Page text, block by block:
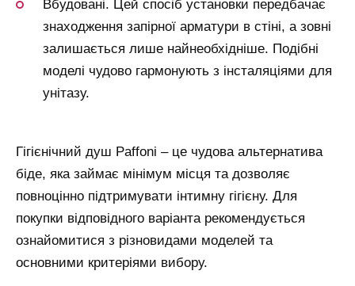
Вбудовані. Цей спосіб установки передбачає
знаходження запірної арматури в стіні, а зовні
залишається лише найнеобхідніше. Подібні
моделі чудово гармонують з інсталяціями для
унітазу.
Гігієнічний душ Paffoni – це чудова альтернатива
біде, яка займає мінімум місця та дозволяє
повноцінно підтримувати інтимну гігієну. Для
покупки відповідного варіанта рекомендується
ознайомитися з різновидами моделей та
основними критеріями вибору.